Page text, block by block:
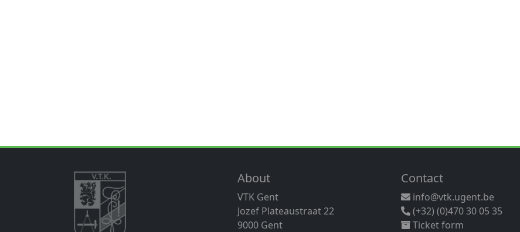
About
VTK Gent
Jozef Plateaustraat 22
9000 Gent
Contact
info@vtk.ugent.be
(+32) (0)470 30 05 35
Ticket form